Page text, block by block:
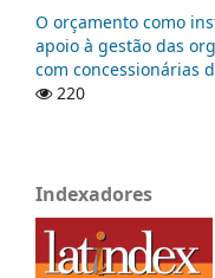
O orçamento como
apoio à gestão das
com concessionárias
220
Indexadores